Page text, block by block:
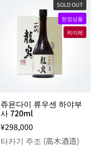
쥬욘다이 류우센 하야부
사 720ml
¥298,000
타카기 주조 (高木酒造)
SOLD OUT
한정상품
히이레